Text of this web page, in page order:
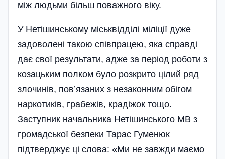
між людьми більш поважного віку.
У Нетішинському міськвідділі міліції дуже
задоволені такою співпрацею, яка справді
дає свої результати, адже за період роботи з
козацьким полком було розкрито цілий ряд
злочинів, пов’язаних з неза­конним обігом
наркотиків, грабежів, крадіжок тощо.
Заступник начальника Неті­шинського МВ з
громадської безпеки Тарас Гуменюк
підтверджує ці слова: «Ми не завжди маємо